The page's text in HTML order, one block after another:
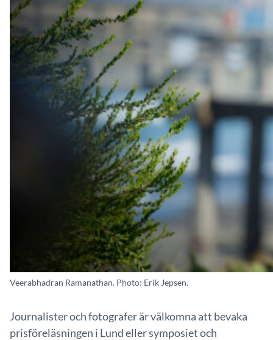
Veerabhadran Ramanathan. Photo: Erik Jepsen.
Journalister och fotografer är välkomna att bevaka
prisföreläsningen i Lund eller symposiet och